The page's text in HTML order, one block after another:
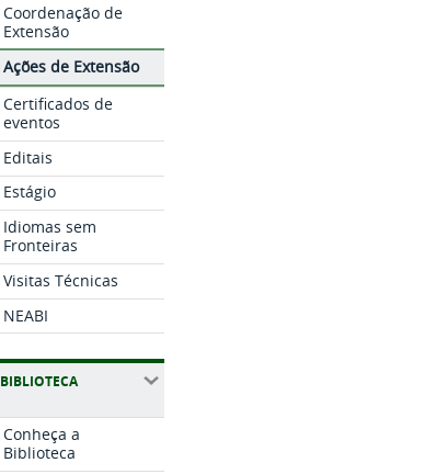
Coordenação de
Extensão
Ações de Extensão
Certificados de
eventos
Editais
Estágio
Idiomas sem
Fronteiras
Visitas Técnicas
NEABI
BIBLIOTECA
Conheça a
Biblioteca